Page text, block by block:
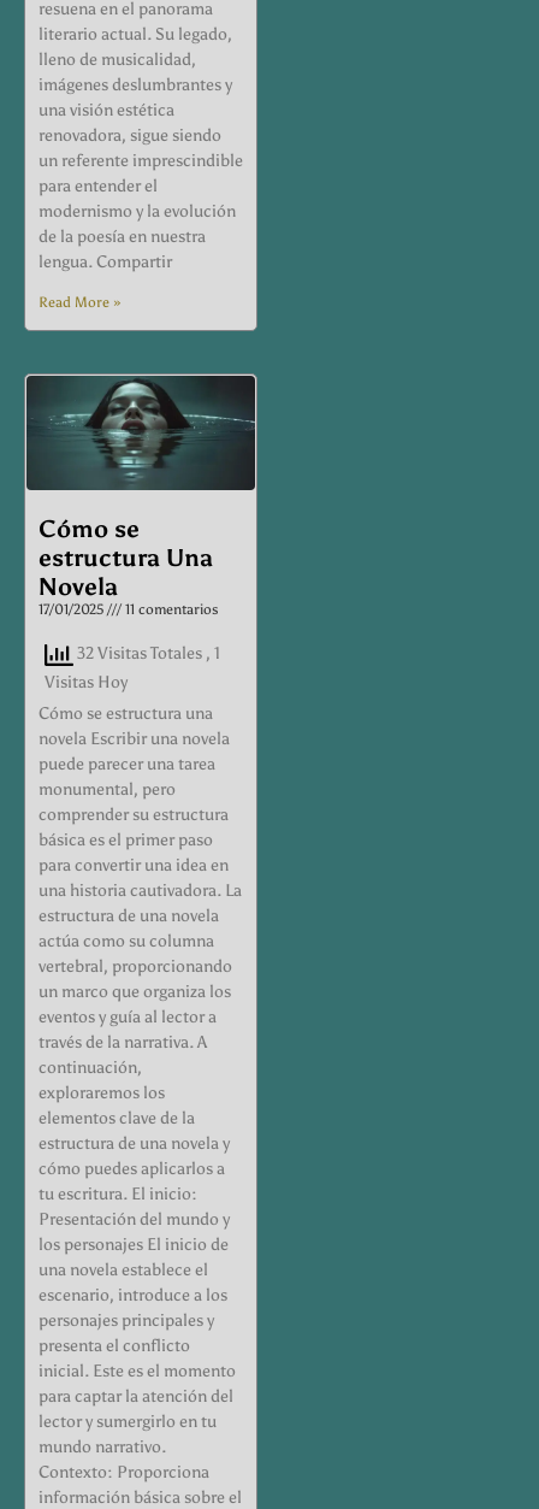
resuena en el panorama
literario actual. Su legado,
lleno de musicalidad,
imágenes deslumbrantes y
una visión estética
renovadora, sigue siendo
un referente imprescindible
para entender el
modernismo y la evolución
de la poesía en nuestra
lengua. Compartir
Read More »
Cómo se
estructura Una
Novela
17/01/2025 11 comentarios
32 Visitas Totales , 1
Visitas Hoy
Cómo se estructura una
novela Escribir una novela
puede parecer una tarea
monumental, pero
comprender su estructura
básica es el primer paso
para convertir una idea en
una historia cautivadora. La
estructura de una novela
actúa como su columna
vertebral, proporcionando
un marco que organiza los
eventos y guía al lector a
través de la narrativa. A
continuación,
exploraremos los
elementos clave de la
estructura de una novela y
cómo puedes aplicarlos a
tu escritura. El inicio:
Presentación del mundo y
los personajes El inicio de
una novela establece el
escenario, introduce a los
personajes principales y
presenta el conflicto
inicial. Este es el momento
para captar la atención del
lector y sumergirlo en tu
mundo narrativo.
Contexto: Proporciona
información básica sobre el